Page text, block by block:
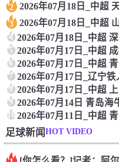
2 2026年07月18日_中超
3 2026年07月18日_中超
4 2026年07月18日_中超
5 2026年07月17日_中超
6 2026年07月17日_中超
7 2026年07月17日_辽宁
8 2026年07月17日_中超
9 2026年07月14日 青岛
102026年07月11日_中超
足球新闻HOT VIDEO